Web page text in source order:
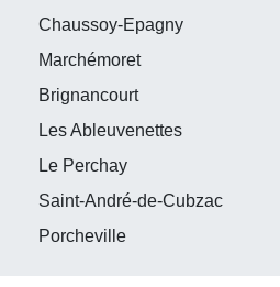
Chaussoy-Epagny
Marchémoret
Brignancourt
Les Ableuvenettes
Le Perchay
Saint-André-de-Cubzac
Porcheville